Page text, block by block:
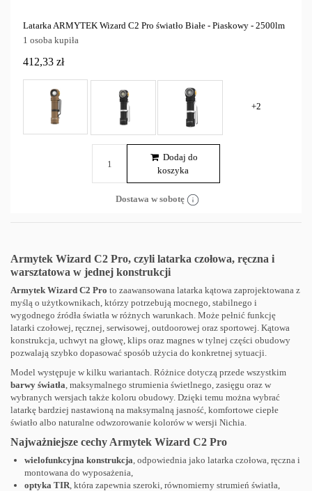
Latarka ARMYTEK Wizard C2 Pro światło Białe - Piaskowy - 2500lm
1 osoba kupiła
412,33 zł
+2
Dodaj do
koszyka
Dostawa w sobotę
Armytek Wizard C2 Pro, czyli latarka czołowa, ręczna i
warsztatowa w jednej konstrukcji
Armytek Wizard C2 Pro to zaawansowana latarka kątowa zaprojektowana z
myślą o użytkownikach, którzy potrzebują mocnego, stabilnego i
wygodnego źródła światła w różnych warunkach. Może pełnić funkcję
latarki czołowej, ręcznej, serwisowej, outdoorowej oraz sportowej. Kątowa
konstrukcja, uchwyt na głowę, klips oraz magnes w tylnej części obudowy
pozwalają szybko dopasować sposób użycia do konkretnej sytuacji.
Model występuje w kilku wariantach. Różnice dotyczą przede wszystkim
barwy światła , maksymalnego strumienia świetlnego, zasięgu oraz w
wybranych wersjach także koloru obudowy. Dzięki temu można wybrać
latarkę bardziej nastawioną na maksymalną jasność, komfortowe ciepłe
światło albo naturalne odwzorowanie kolorów w wersji Nichia.
Najważniejsze cechy Armytek Wizard C2 Pro
wielofunkcyjna konstrukcja , odpowiednia jako latarka czołowa, ręczna i
montowana do wyposażenia,
optyka TIR , która zapewnia szeroki, równomierny strumień światła,